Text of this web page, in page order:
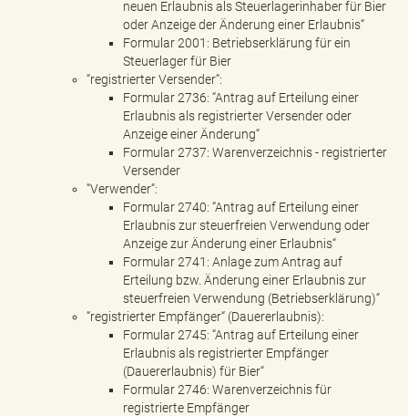
neuen Erlaubnis als Steuerlagerinhaber für Bier
oder Anzeige der Änderung einer Erlaubnis“
Formular 2001: Betriebserklärung für ein
Steuerlager für Bier
“registrierter Versender“:
Formular 2736: “Antrag auf Erteilung einer
Erlaubnis als registrierter Versender oder
Anzeige einer Änderung“
Formular 2737: Warenverzeichnis - registrierter
Versender
“Verwender“:
Formular 2740: “Antrag auf Erteilung einer
Erlaubnis zur steuerfreien Verwendung oder
Anzeige zur Änderung einer Erlaubnis“
Formular 2741: Anlage zum Antrag auf
Erteilung bzw. Änderung einer Erlaubnis zur
steuerfreien Verwendung (Betriebserklärung)“
“registrierter Empfänger“ (Dauererlaubnis):
Formular 2745: “Antrag auf Erteilung einer
Erlaubnis als registrierter Empfänger
(Dauererlaubnis) für Bier“
Formular 2746: Warenverzeichnis für
registrierte Empfänger